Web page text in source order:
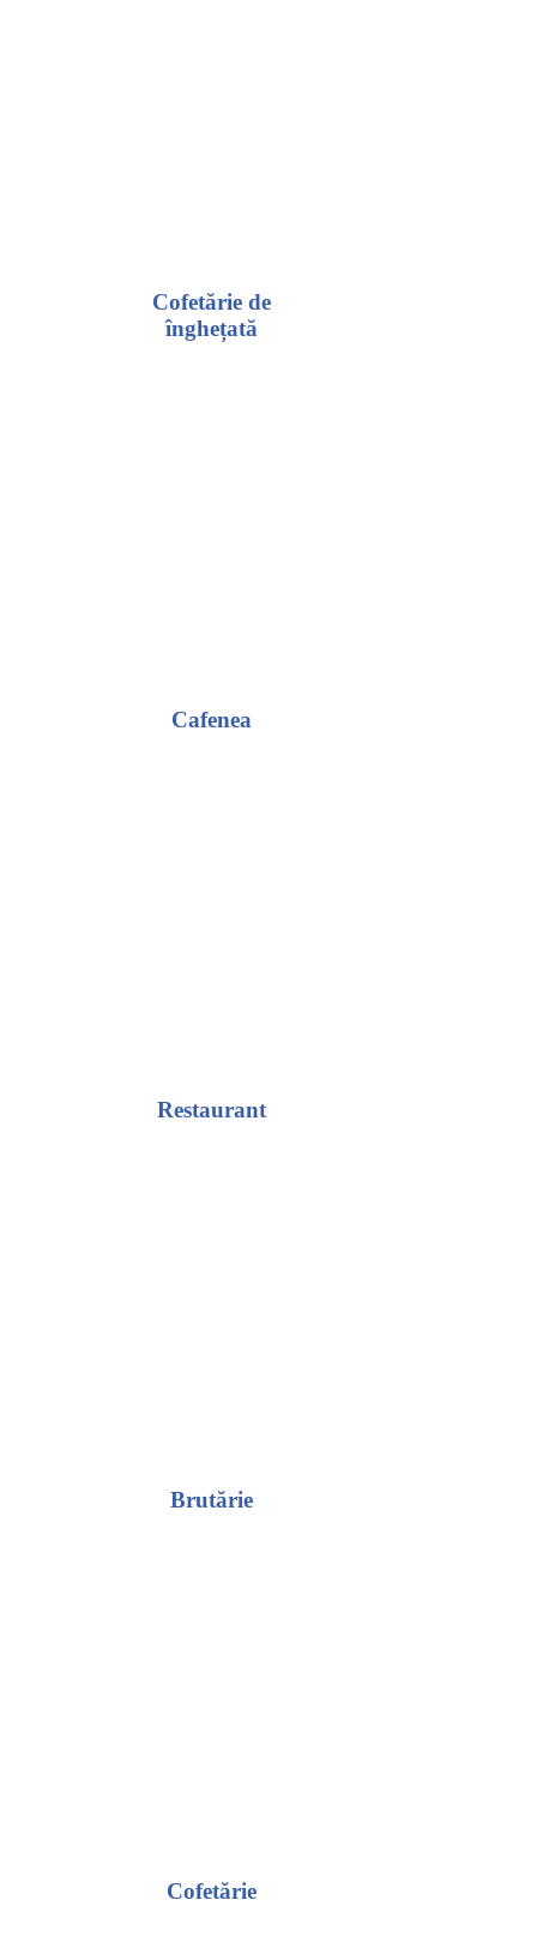
Cofetărie de
înghețată
Cafenea
Restaurant
Brutărie
Cofetărie